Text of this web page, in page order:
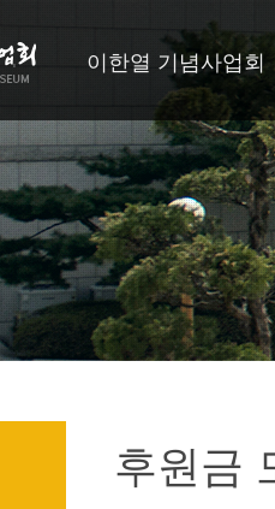
이한열 기념사업회
후원금